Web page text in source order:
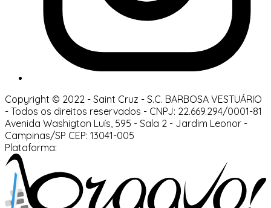
Copyright © 2022 - Saint Cruz - S.C. BARBOSA VESTUÁRIO
- Todos os direitos reservados - CNPJ: 22.669.294/0001-81
Avenida Washigton Luís, 595 - Sala 2 - Jardim Leonor -
Campinas/SP CEP: 13041-005
Plataforma: